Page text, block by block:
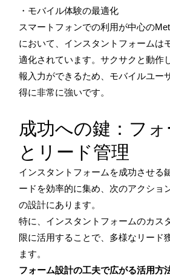
・モバイル体験の最適化
スマートフォンでの利用が中心の
において、インスタントフォームは
適化されています。サクサクと動作
報入力ができるため、モバイルユー
得に非常に強いです。
成功への鍵：フ
とリード管理
インスタントフォームを成功させる
ードを効率的に集め、次のアクショ
の設計にあります。
特に、インスタントフォームのカス
限に活用することで、多様なリード
ます。
フォーム設計の工夫で広がる活用方